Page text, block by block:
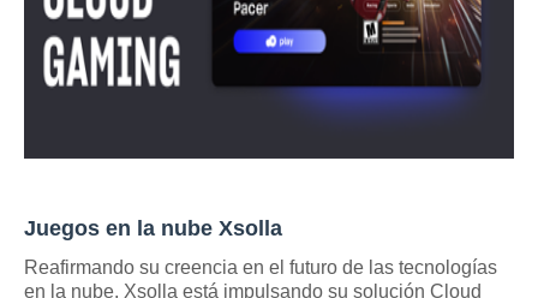
Juegos en la nube Xsolla
Reafirmando su creencia en el futuro de las tecnologías
en la nube, Xsolla está impulsando su solución Cloud